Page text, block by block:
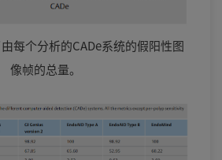
每个分析的CADe系统的假阳性图
像帧的总量。